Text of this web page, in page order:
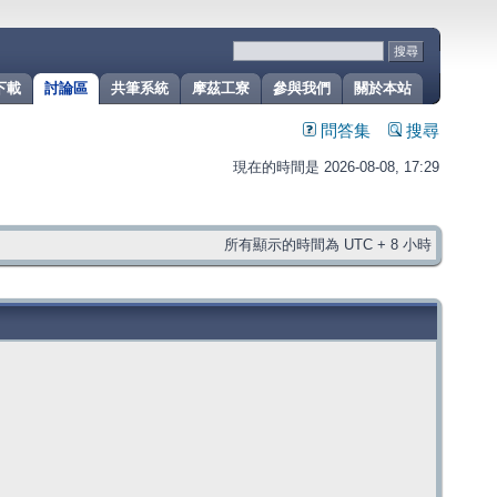
關於本站
參與我們
摩茲工寮
共筆系統
討論區
載
問答集 搜尋
現在的時間是 2026-08-08, 17:29
所有顯示的時間為 UTC + 8 小時